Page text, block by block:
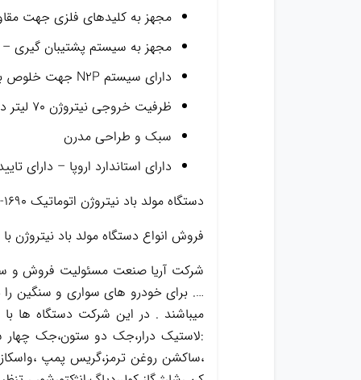
مجهز به کلیدهای فلزی جهت
مجهز به سیستم پشتیبان گیری –
دارای سیستم N2P جهت خلوص بیشتر نیتروژن – دارای سیستم OPS جهت افزایش فشار ورودی
ظرفیت خروجی نیتروژن ۷۰ لیتر در دقیقه
سبک و طراحی مدرن
دارای استاندارد اروپا – دارای
دستگاه مولد باد نیتروژن اتوماتیک HPMM -1690
فروش انواع دستگاه مولد باد
شرکت آریا صنعت مسئولیت فروش و
…. برای خودرو های سواری و سنگین را
میباشند . در این شرکت دستگاه ها
:لاستیک درار،جک دو ستون،جک چهار